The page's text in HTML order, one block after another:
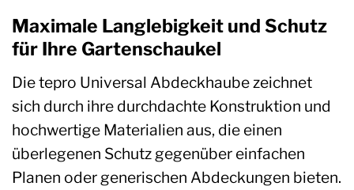
Maximale Langlebigkeit und Schutz
für Ihre Gartenschaukel
Die tepro Universal Abdeckhaube zeichnet
sich durch ihre durchdachte Konstruktion und
hochwertige Materialien aus, die einen
überlegenen Schutz gegenüber einfachen
Planen oder generischen Abdeckungen bieten.